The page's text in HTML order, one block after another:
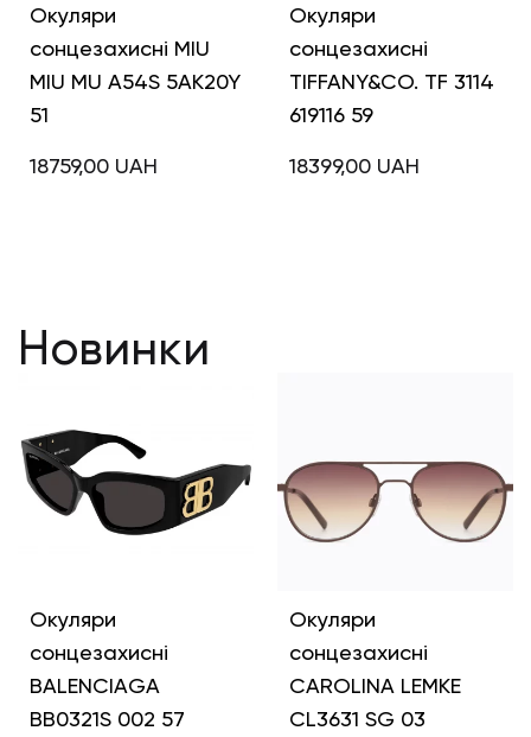
Окуляри
сонцезахисні MIU
MIU MU A54S 5AK20Y
51
18759,00 UAH
Окуляри
сонцезахисні
TIFFANY&CO. TF 3114
619116 59
18399,00 UAH
Новинки
Окуляри
сонцезахисні
BALENCIAGA
BB0321S 002 57
Окуляри
сонцезахисні
CAROLINA LEMKE
CL3631 SG 03